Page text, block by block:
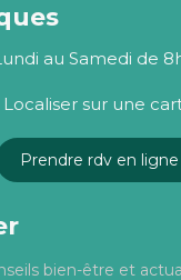
au Samedi de
Localiser sur une
Prendre rdv en ligne
bien-être et